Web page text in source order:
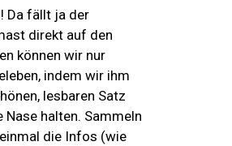
Da fällt ja der
direkt auf den
können wir nur
indem wir ihm
lesbaren Satz
Nase halten. Sammeln
die Infos (wie